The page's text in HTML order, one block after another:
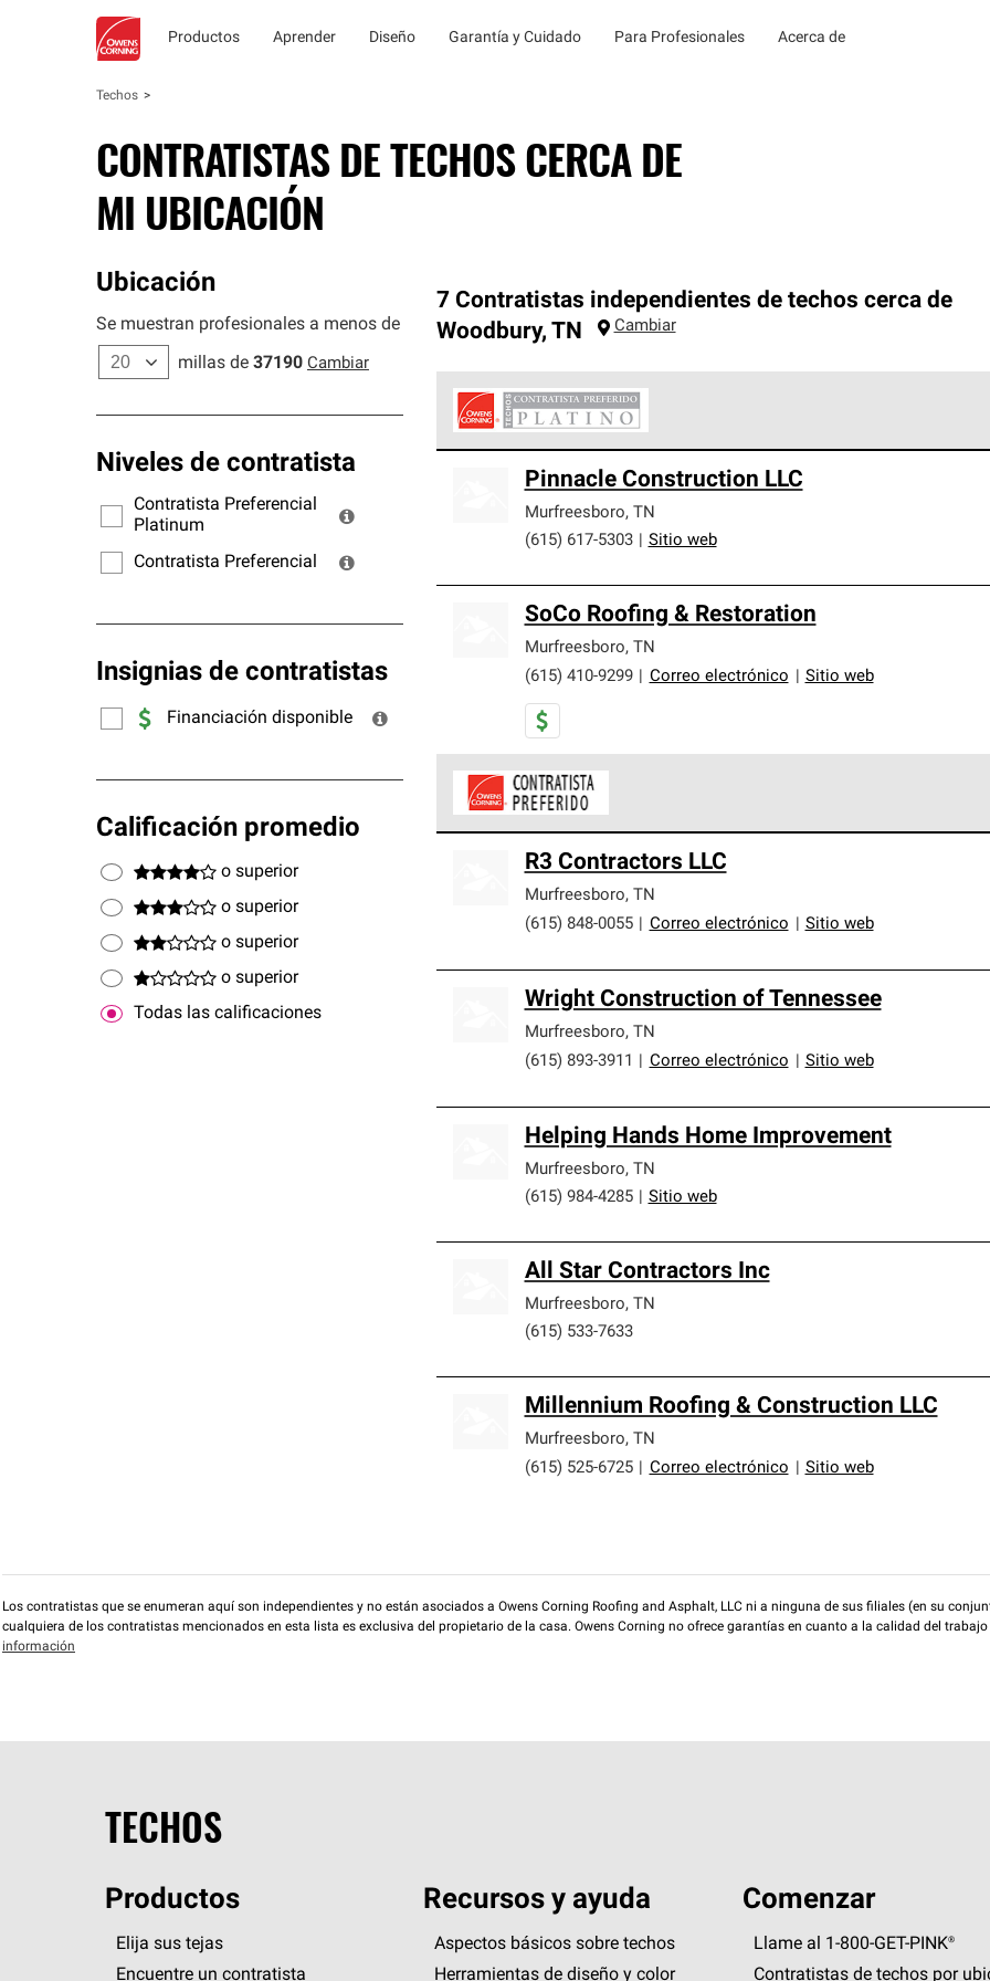
Productos Aprender Diseño Garantía y Cuidado Para Profesionales Acerca de
Techos
CONTRATISTAS DE TECHOS CERCA DE
MI UBICACIÓN
Ubicación
Se muestran profesionales a menos de
millas de 37190 Cambiar
Niveles de contratista
Contratista Preferencial
Platinum
Contratista Preferencial
Insignias de contratistas
Financiación disponible
Calificación promedio
o superior
o superior
o superior
o superior
Todas las calificaciones
7 Contratistas independientes de techos cerca de
Woodbury, TN Cambiar
cumplen con estándares estrictos de profesionalismo, confiabilidad
ofrecer nuestra mejor garantía de sistemas de techos.
Pinnacle Construction LLC
Murfreesboro, TN
(615) 617-5303
Sitio web
SoCo Roofing & Restoration
Murfreesboro, TN
(615) 410-9299
Correo electrónico Sitio web
cumplen con altos estándares y requisitos estrictos de
R3 Contractors LLC
Murfreesboro, TN
(615) 848-0055
Correo electrónico Sitio web
Wright Construction of Tennessee
Murfreesboro, TN
(615) 893-3911
Correo electrónico Sitio web
Helping Hands Home Improvement
Murfreesboro, TN
(615) 984-4285
Sitio web
All Star Contractors Inc
Murfreesboro, TN
(615) 533-7633
Millennium Roofing & Construction LLC
Murfreesboro, TN
(615) 525-6725
Correo electrónico Sitio web
Los contratistas que se enumeran aquí son independientes y no están asociados a Owens Corning Roofing and Asphalt, LLC ni a ninguna de sus filiales (en su
cualquiera de los contratistas mencionados en esta lista es exclusiva del propietario de la casa. Owens Corning no ofrece garantías en cuanto a la calidad del
información
TECHOS
Productos
Elija sus tejas
Encuentre un contratista
Recursos y ayuda
Aspectos básicos sobre techos
Herramientas de diseño y color
Comenzar
Llame al 1-800-GET-PINK®
Contratistas de techos por